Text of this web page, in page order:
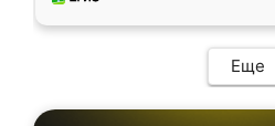
мебель сразу встала на
каких-либо доработок.
довольна, все выглядит
Еще